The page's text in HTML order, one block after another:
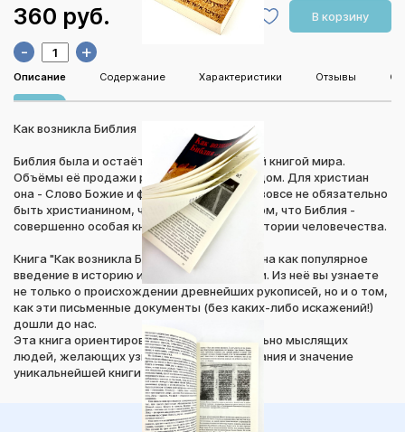
360 руб. В корзину
- +
Описание Содержание Характеристики Отзывы
Как возникла Библия
Библия была и остаётся самой популярной книгой мира.
Объёмы её продажи растут с каждым годом. Для христиан
она - Слово Божие и фундамент веры. Но вовсе не обязательно
быть христианином, чтобы убедиться в том, что Библия -
совершенно особая книга, уникальная в истории человечества.
Книга "Как возникла Библия" была задумана как популярное
введение в историю и содержание Библии. Из неё вы узнаете
не только о происхождении древнейших рукописей, но и о том,
как эти письменные документы (без каких-либо искажений!)
дошли до нас.
Эта книга ориентирована на самостоятельно мыслящих
людей, желающих узнать историю написания и значение
уникальнейшей книги мира - Библии.